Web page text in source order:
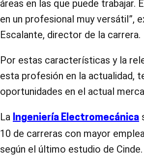
áreas en las que puede trabajar.
en un profesional muy versátil”,
Escalante, director de la carrera.
Por estas características y la
esta profesión en la actualidad,
oportunidades en el actual
La Ingeniería Electromecánica
10 de carreras con mayor
según el último estudio de Cinde.